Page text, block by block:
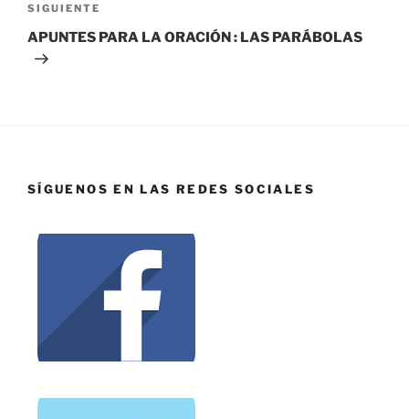
SIGUIENTE
APUNTES PARA LA ORACIÓN : LAS PARÁBOLAS
SÍGUENOS EN LAS REDES SOCIALES